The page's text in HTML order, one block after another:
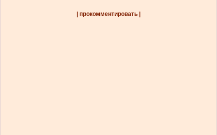
| прокомментировать |